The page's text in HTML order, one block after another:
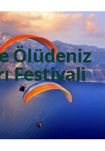
Ölüdeniz
Festivali